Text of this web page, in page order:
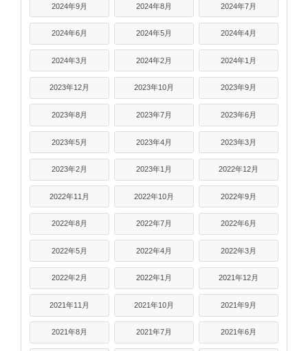
2024年9月 2024年8月 2024年7月
2024年6月 2024年5月 2024年4月
2024年3月 2024年2月 2024年1月
2023年12月 2023年10月 2023年9月
2023年8月 2023年7月 2023年6月
2023年5月 2023年4月 2023年3月
2023年2月 2023年1月 2022年12月
2022年11月 2022年10月 2022年9月
2022年8月 2022年7月 2022年6月
2022年5月 2022年4月 2022年3月
2022年2月 2022年1月 2021年12月
2021年11月 2021年10月 2021年9月
2021年8月 2021年7月 2021年6月